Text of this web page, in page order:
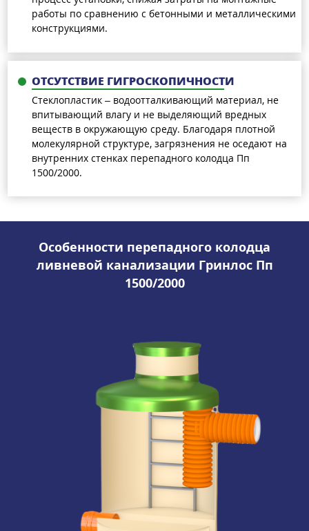
работы по сравнению с бетонными и металлическими
конструкциями.
ОТСУТСТВИЕ ГИГРОСКОПИЧНОСТИ
Стеклопластик – водоотталкивающий материал, не
впитывающий влагу и не выделяющий вредных
веществ в окружающую среду. Благодаря плотной
молекулярной структуре, загрязнения не оседают на
внутренних стенках перепадного колодца Пп
1500/2000.
Особенности перепадного колодца
ливневой канализации Гринлос Пп
1500/2000